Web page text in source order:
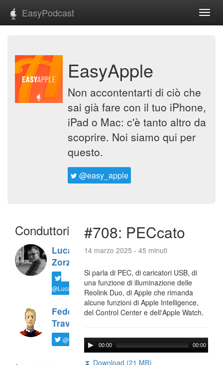
EasyPodcast
EasyApple
Non accontentarti di ciò che
sai già fare con il tuo iPhone,
iPad o Mac: c'è tanto altro da
scoprire. Noi siamo qui per
questo.
@easy_apple
Conduttori
Luca
Zorzi
@LucaTNT
Federico
Travaini
@ftrava
#708: PECcato
14 marzo 2025 - 45 minuti
Si parla di PEC, di caricatori USB, di
una funzione di illuminazione delle
Reolink Duo, di Apple che rimanda
alcune funzioni di Apple Intelligence,
del Control Center e dell'Apple Watch.
00:00 00:00
⏬ Download (21 MB)